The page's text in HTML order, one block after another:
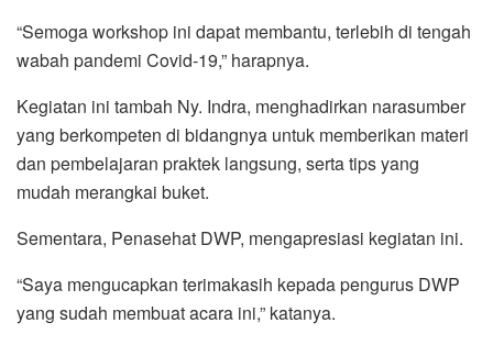
“Semoga workshop ini dapat membantu, terlebih di tengah
wabah pandemi Covid-19,” harapnya.
Kegiatan ini tambah Ny. Indra, menghadirkan narasumber
yang berkompeten di bidangnya untuk memberikan materi
dan pembelajaran praktek langsung, serta tips yang
mudah merangkai buket.
Sementara, Penasehat DWP, mengapresiasi kegiatan ini.
“Saya mengucapkan terimakasih kepada pengurus DWP
yang sudah membuat acara ini,” katanya.